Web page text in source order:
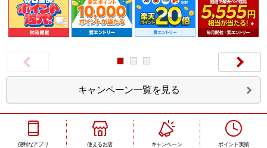
キャンペーン一覧を見る
便利なアプリ 使えるお店 キャンペーン ポイント実績